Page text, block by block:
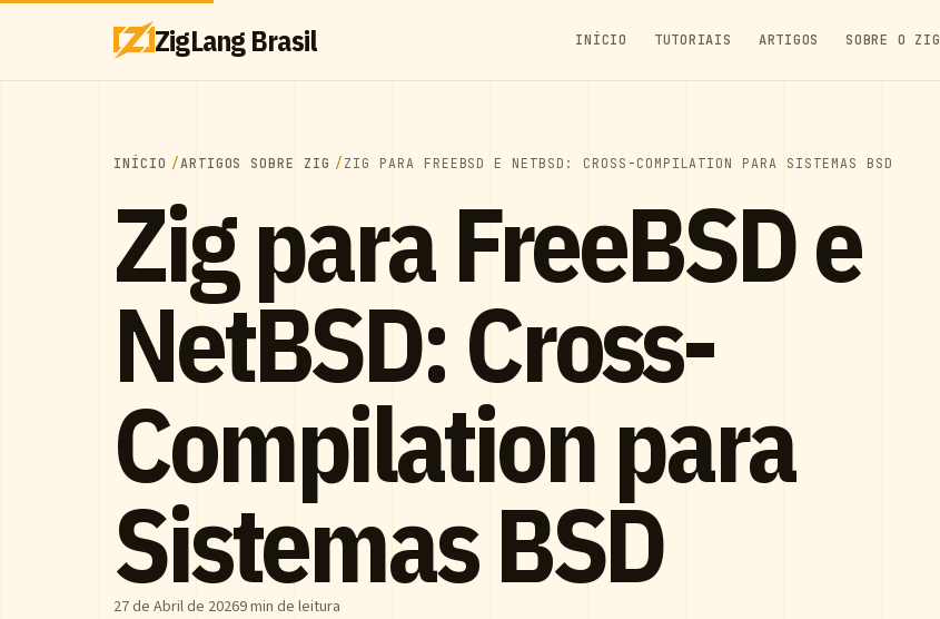
ZigLang Brasil INÍCIO TUTORIAIS ARTIGOS SOBRE O ZIG
INÍCIO ARTIGOS SOBRE ZIG ZIG PARA FREEBSD E NETBSD: CROSS-COMPILATION PARA SISTEMAS BSD
Zig para FreeBSD e
NetBSD: Cross-
Compilation para
Sistemas BSD
27 de Abril de 20269 min de leitura